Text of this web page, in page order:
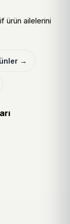
ürün ailelerini
→